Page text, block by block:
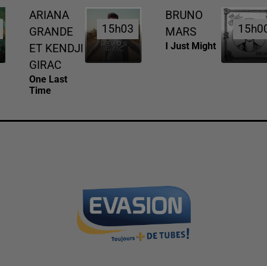
ARIANA
GRANDE
ET KENDJI
GIRAC
One Last
Time
15h03
15h03
BRUNO
MARS
I Just Might